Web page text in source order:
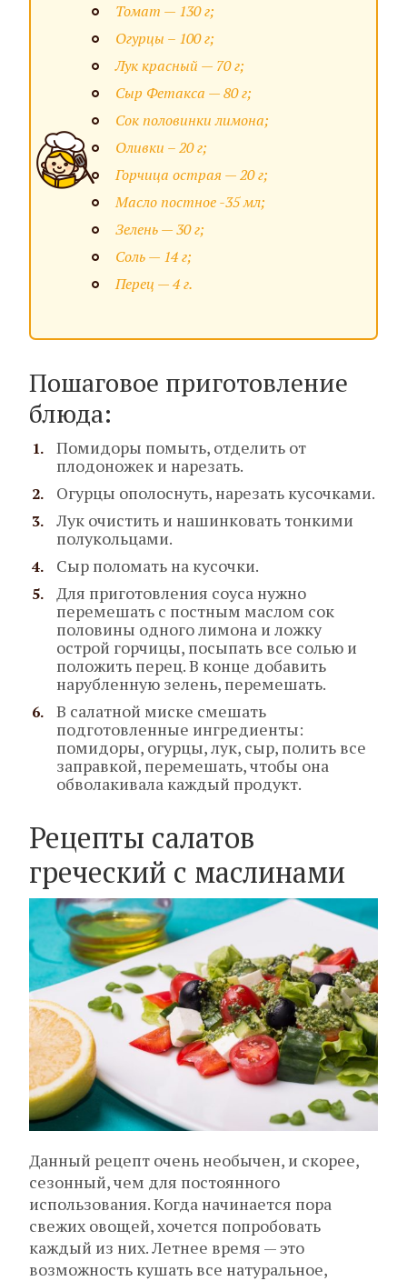
Томат — 130 г;
Огурцы – 100 г;
Лук красный — 70 г;
Сыр Фетакса — 80 г;
Сок половинки лимона;
Оливки – 20 г;
Горчица острая — 20 г;
Масло постное -35 мл;
Зелень — 30 г;
Соль — 14 г;
Перец — 4 г.
Пошаговое приготовление
блюда:
Помидоры помыть, отделить от
плодоножек и нарезать.
Огурцы ополоснуть, нарезать кусочками.
Лук очистить и нашинковать тонкими
полукольцами.
Сыр поломать на кусочки.
Для приготовления соуса нужно
перемешать с постным маслом сок
половины одного лимона и ложку
острой горчицы, посыпать все солью и
положить перец. В конце добавить
нарубленную зелень, перемешать.
В салатной миске смешать
подготовленные ингредиенты:
помидоры, огурцы, лук, сыр, полить все
заправкой, перемешать, чтобы она
обволакивала каждый продукт.
Рецепты салатов
греческий с маслинами
Данный рецепт очень необычен, и скорее,
сезонный, чем для постоянного
использования. Когда начинается пора
свежих овощей, хочется попробовать
каждый из них. Летнее время — это
возможность кушать все натуральное,